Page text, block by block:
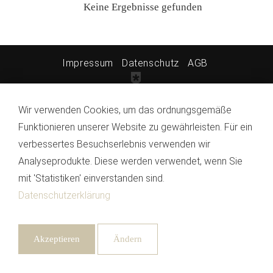
Keine Ergebnisse gefunden
Impressum Datenschutz AGB
Wir verwenden Cookies, um das ordnungsgemäße
Funktionieren unserer Website zu gewährleisten. Für ein
verbessertes Besuchserlebnis verwenden wir
Analyseprodukte. Diese werden verwendet, wenn Sie
mit 'Statistiken' einverstanden sind.
Datenschutzerklärung
Akzeptieren Ändern